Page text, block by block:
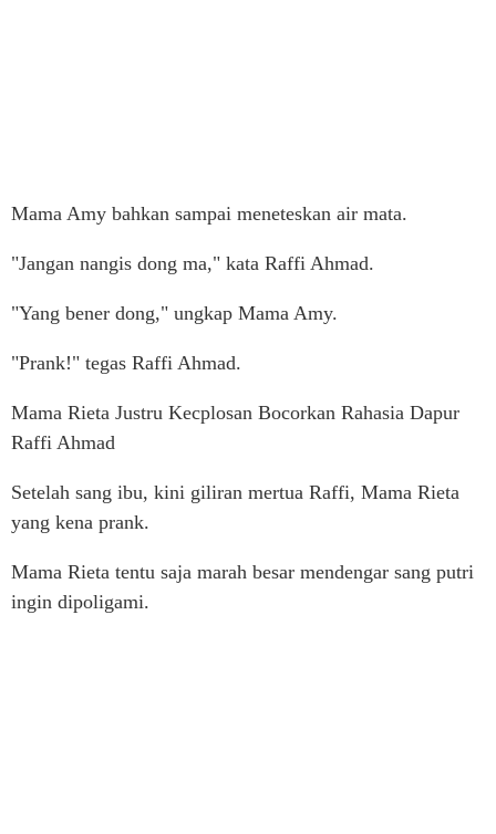
Mama Amy bahkan sampai meneteskan air mata.
"Jangan nangis dong ma," kata Raffi Ahmad.
"Yang bener dong," ungkap Mama Amy.
"Prank!" tegas Raffi Ahmad.
Mama Rieta Justru Kecplosan Bocorkan Rahasia Dapur
Raffi Ahmad
Setelah sang ibu, kini giliran mertua Raffi, Mama Rieta
yang kena prank.
Mama Rieta tentu saja marah besar mendengar sang putri
ingin dipoligami.